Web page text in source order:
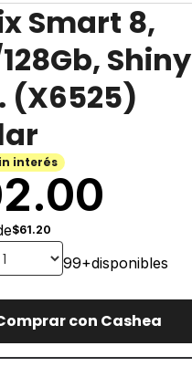
Smart 8,
Shiny
(X6525)
interés
$61.20
99+disponibles
con Cashea